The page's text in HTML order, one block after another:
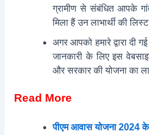
ग्रामीण से संबंधित आपके
मिला हैं उन लाभार्थी की
अगर आपको हमारे द्वारा दी
जानकारी के लिए इस
और सरकार की योजना का
Read More
पीएम आवास योजना 2024